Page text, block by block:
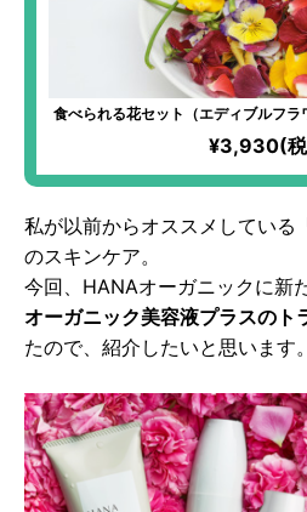
食べられる花セット（エディブルフラ
でオーガニッククオリティなので安
ラダに乗せるだけで、びっくりするほ
えがすごい
¥3,930(
私が以前からオススメしている
のスキンケア。
今回、HANAオーガニックに新
オーガニック美容液プラスのト
たので、紹介したいと思います。